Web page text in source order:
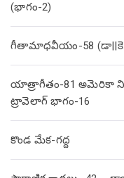
(భాగం-2)
గీతామాధవీయం-58
యాత్రాగీతం-81 అమెరికా
ట్రావెలాగ్ భాగం-16
కొండ మేక-గద్ద